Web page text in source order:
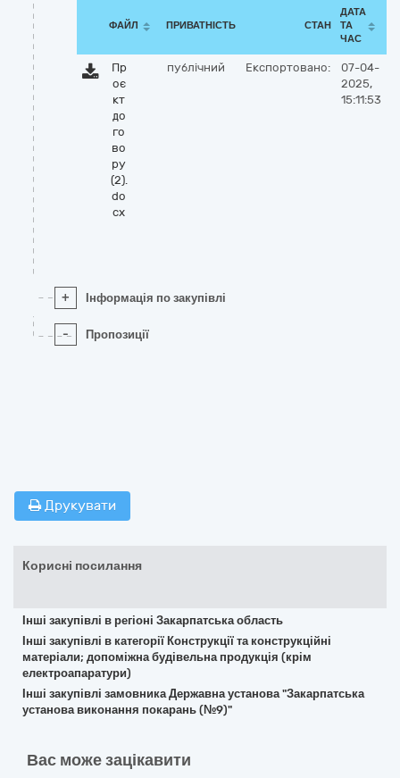
ФАЙЛ ПРИВАТНІСТЬ СТАН
ДАТА
ТА
ЧАС
Пр
оє
кт
до
го
во
ру
(2).
do
cx
публічний Експортовано:
07-04-
2025,
15:11:53
+ Інформація по закупівлі
- Пропозиції
Друкувати
Корисні посилання
Інші закупівлі в регіоні Закарпатська область
Інші закупівлі в категорії Конструкції та конструкційні
матеріали; допоміжна будівельна продукція (крім
електроапаратури)
Інші закупівлі замовника Державна установа "Закарпатська
установа виконання покарань (№9)"
Вас може зацікавити